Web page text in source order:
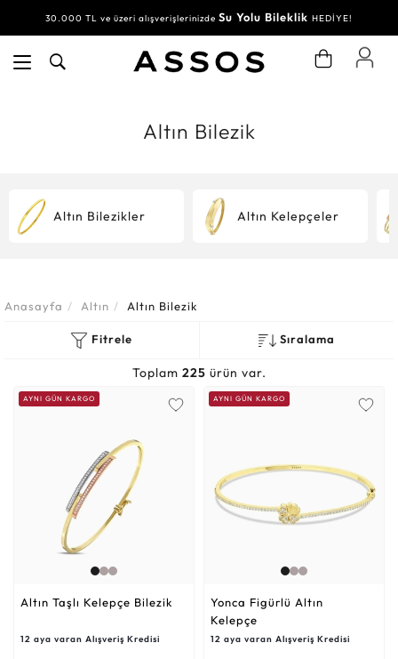
30.000 TL ve üzeri alışverişlerinizde Su Yolu Bileklik HEDİYE!
Altın Bilezik
Altın Bilezikler Altın Kelepçeler
Anasayfa Altın Altın Bilezik
Fitrele Sıralama
Toplam 225 ürün var.
AYNI GÜN KARGO
Altın Taşlı Kelepçe Bilezik
12 aya varan Alışveriş Kredisi
AYNI GÜN KARGO
Yonca Figürlü Altın
Kelepçe
12 aya varan Alışveriş Kredisi